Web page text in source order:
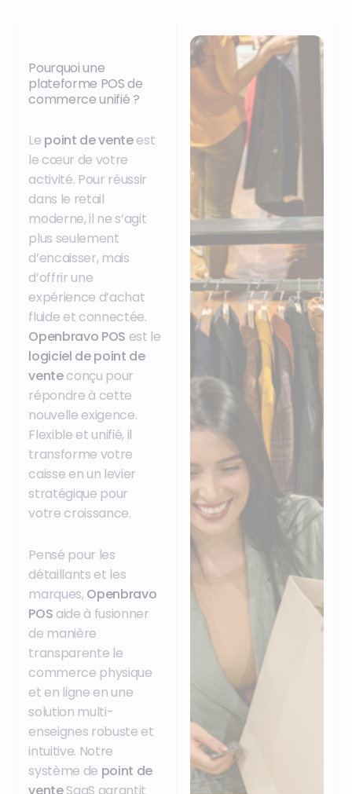
Pourquoi une
plateforme POS de
commerce unifié ?
Le point de venteest
le cœur de votre
activité. Pour réussir
dans le retail
moderne, il ne s’agit
plus seulement
d’encaisser, mais
d’offrir une
expérience d’achat
fluide et connectée.
Openbravo POS est le
logiciel de point de
venteconçu pour
répondre à cette
nouvelle exigence.
Flexible et unifié, il
transforme votre
caisse en un levier
stratégique pour
votre croissance.
Pensé pour les
détaillants et les
marques, Openbravo
POS aide à fusionner
de manière
transparente le
commerce physique
et en ligne en une
solution multi-
enseignes robuste et
intuitive. Notre
système de point de